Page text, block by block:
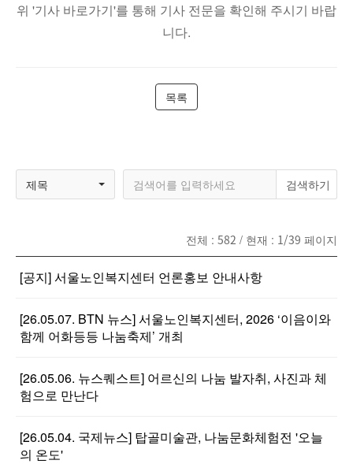
위 '기사 바로가기'를 통해 기사 전문을 확인해 주시기 바랍
니다.
목록
제목
전체 : 582 / 현재 : 1/39 페이지
[공지] 서울노인복지센터 언론홍보 안내사항
[26.05.07. BTN 뉴스] 서울노인복지센터, 2026 ‘이음이와
함께 어화등등 나눔축제’ 개최
[26.05.06. 뉴스퀘스트] 어르신의 나눔 발자취, 사진과 체
험으로 만난다
[26.05.04. 국제뉴스] 탑골미술관, 나눔문화체험전 '오늘
의 온도'